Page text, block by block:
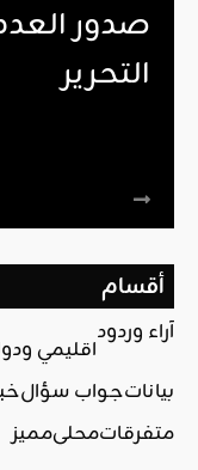
التحرير
أقسام
آراء وردود
اقليمي
بياناتجواب سؤال
متفرقاتمحليمميز